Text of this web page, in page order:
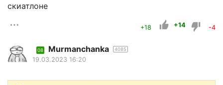
скиатлоне
+18 +14 -4
08 Murmanchanka 4085
19.03.2023 16:20